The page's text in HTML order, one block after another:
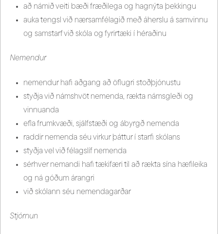
að námið veiti bæði fræðilega og hagnýta þekkingu
auka tengsl við nærsamfélagið með áherslu á samvinnu
og samstarf við skóla og fyrirtæki í héraðinu
Nemendur
nemendur hafi aðgang að öflugri stoðþjónustu
styðja við námshvöt nemenda, rækta námsgleði og
vinnuanda
efla frumkvæði, sjálfstæði og ábyrgð nemenda
raddir nemenda séu virkur þáttur í starfi skólans
styðja vel við félagslíf nemenda
sérhver nemandi hafi tækifæri til að rækta sína hæfileika
og ná góðum árangri
við skólann séu nemendagarðar
Stjórnun